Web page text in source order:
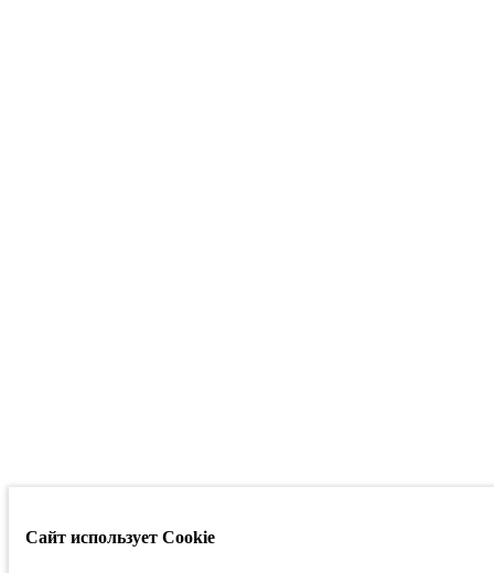
Сайт использует Cookie